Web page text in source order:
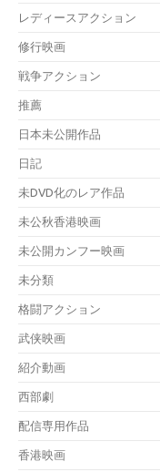
レディースアクション
修行映画
戦争アクション
推薦
日本未公開作品
日記
未DVD化のレア作品
未公秋香港映画
未公開カンフー映画
未分類
格闘アクション
武侠映画
紹介動画
西部劇
配信専用作品
香港映画